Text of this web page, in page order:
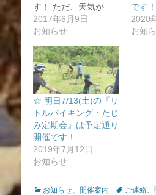
す！ ただ、天気が
良…
2017年6月9日
お知らせ
です！
2020
お知
☆ 明日7/13(土)の『リ
トルバイキング・たじ
み定期会』は予定通り
開催です！
2019年7月12日
お知らせ
カ お知らせ、 開催案内
タ ご連絡、